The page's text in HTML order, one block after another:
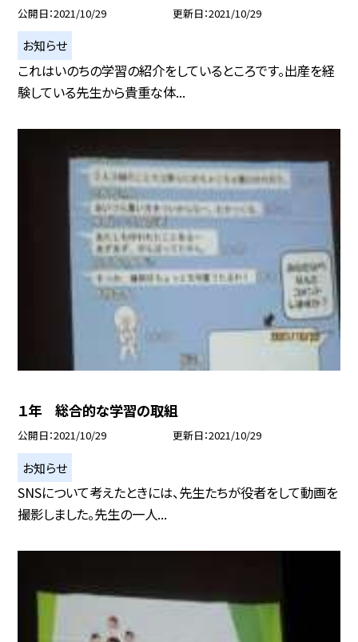
公開日 2021/10/29 更新日 2021/10/29
お知らせ
これはいのちの学習の紹介をしているところです。出産を経
験している先生から貴重な体...
１年 総合的な学習の取組
公開日 2021/10/29 更新日 2021/10/29
お知らせ
SNSについて考えたときには、先生たちが役者をして動画を
撮影しました。先生の一人...